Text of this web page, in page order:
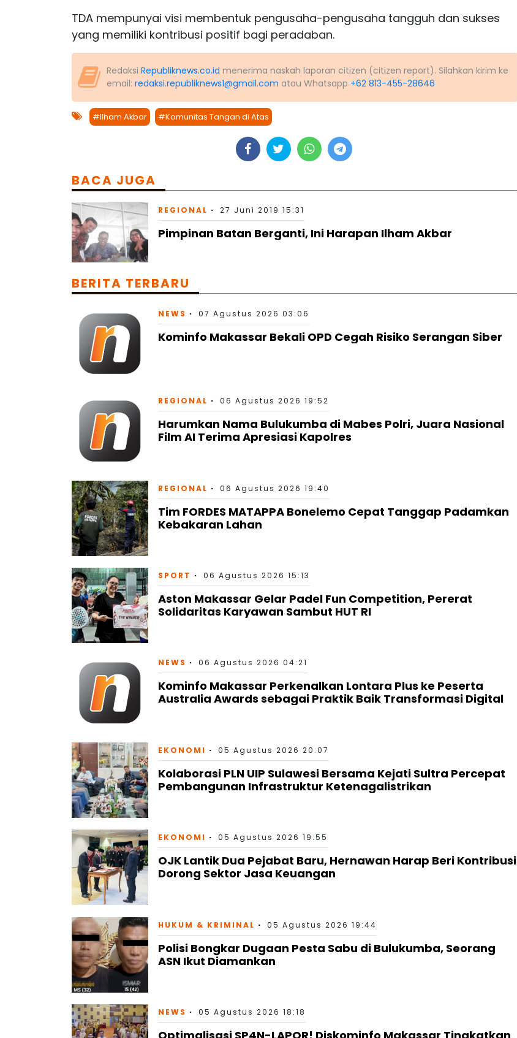
TDA mempunyai visi membentuk pengusaha-pengusaha tangguh dan sukses
yang memiliki kontribusi positif bagi peradaban.
Redaksi Republiknews.co.id menerima naskah laporan citizen (citizen report). Silahkan kirim ke
email: redaksi.republiknews1@gmail.com atau Whatsapp +62 813-455-28646
#Ilham Akbar #Komunitas Tangan di Atas
BACA JUGA
REGIONAL 27 Juni 2019 15:31
Pimpinan Batan Berganti, Ini Harapan Ilham Akbar
BERITA TERBARU
NEWS 07 Agustus 2026 03:06
Kominfo Makassar Bekali OPD Cegah Risiko Serangan Siber
REGIONAL 06 Agustus 2026 19:52
Harumkan Nama Bulukumba di Mabes Polri, Juara Nasional
Film AI Terima Apresiasi Kapolres
REGIONAL 06 Agustus 2026 19:40
Tim FORDES MATAPPA Bonelemo Cepat Tanggap Padamkan
Kebakaran Lahan
SPORT 06 Agustus 2026 15:13
Aston Makassar Gelar Padel Fun Competition, Pererat
Solidaritas Karyawan Sambut HUT RI
NEWS 06 Agustus 2026 04:21
Kominfo Makassar Perkenalkan Lontara Plus ke Peserta
Australia Awards sebagai Praktik Baik Transformasi Digital
EKONOMI 05 Agustus 2026 20:07
Kolaborasi PLN UIP Sulawesi Bersama Kejati Sultra Percepat
Pembangunan Infrastruktur Ketenagalistrikan
EKONOMI 05 Agustus 2026 19:55
OJK Lantik Dua Pejabat Baru, Hernawan Harap Beri Kontribusi
Dorong Sektor Jasa Keuangan
HUKUM & KRIMINAL 05 Agustus 2026 19:44
Polisi Bongkar Dugaan Pesta Sabu di Bulukumba, Seorang
ASN Ikut Diamankan
NEWS 05 Agustus 2026 18:18